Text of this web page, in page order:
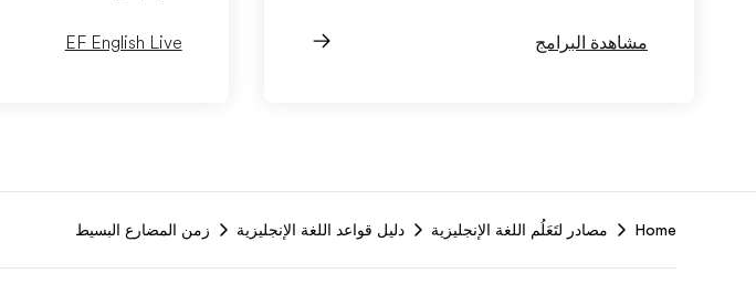
مشاهدة البرامج EF English Live
Home مصادر لتَعَلُم اللغة الإنجليزية دليل قواعد اللغة الإنجليزية زمن المضارع البسيط